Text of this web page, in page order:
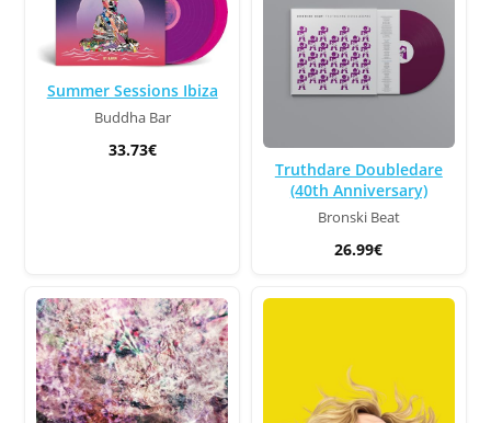
Summer Sessions Ibiza
Buddha Bar
33.73€
Truthdare Doubledare
(40th Anniversary)
Bronski Beat
26.99€